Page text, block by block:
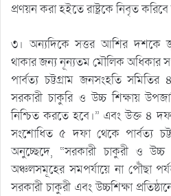
প্রণয়ন করা হইতে রাষ্ট্রকে নিবৃত করিবে
৩। অন্যদিকে সত্তর আশির দশকে
থাকার জন্য নূন্যতম মৌলিক অধিকার
পার্বত্য চট্টগ্রাম জনসংহতি
সরকারী চাকুরি ও উচ্চ শিক্ষায়
নিশ্চিত করতে হবে।” এবং উক্ত ৪
সংশোধিত ৫ দফা থেকে পার্বত্য
অনুচ্ছেদে, “সরকারী চাকুরী ও উচ্চ
অঞ্চলসমূহের সমপর্যায়ে না পৌঁছা
সরকারী চাকুরী এবং উচ্চশিক্ষা